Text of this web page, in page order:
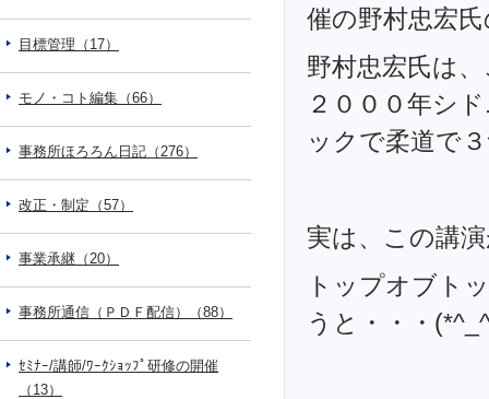
催の野村忠宏
野村忠宏氏は
２０００年シ
ックで柔道で
実は、この講
トップオブト
うと・・・
目標管理（17）
モノ・コト編集（66）
事務所ほろろん日記（276）
改正・制定（57）
事業承継（20）
事務所通信（ＰＤＦ配信）（88）
ｾﾐﾅｰ/講師/ﾜｰｸｼｮｯﾌﾟ研修の開催
（13）